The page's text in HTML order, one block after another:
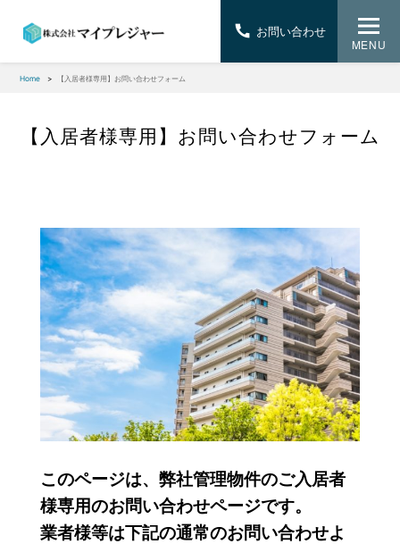
MENU
Home 【入居者様専用】お問い合わせフォーム
【入居者様専用】お問い合わせフォーム
このページは、弊社管理物件のご入居者
様専用のお問い合わせページです。
業者様等は下記の通常のお問い合わせよ
お問い合わせ